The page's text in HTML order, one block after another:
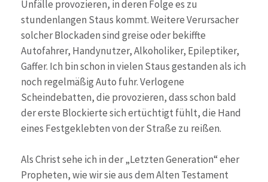
Unfälle provozieren, in deren Folge es zu
stundenlangen Staus kommt. Weitere Verursacher
solcher Blockaden sind greise oder bekiffte
Autofahrer, Handynutzer, Alkoholiker, Epileptiker,
Gaffer. Ich bin schon in vielen Staus gestanden als ich
noch regelmäßig Auto fuhr. Verlogene
Scheindebatten, die provozieren, dass schon bald
der erste Blockierte sich ertüchtigt fühlt, die Hand
eines Festgeklebten von der Straße zu reißen.
Als Christ sehe ich in der „Letzten Generation“ eher
Propheten, wie wir sie aus dem Alten Testament